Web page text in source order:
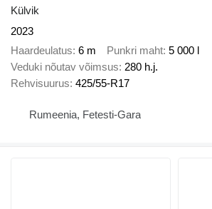
Külvik
2023
Haardeulatus 6 m Punkri maht 5 000 l
Veduki nõutav võimsus 280 h.j.
Rehvisuurus 425/55-R17
Rumeenia, Fetesti-Gara